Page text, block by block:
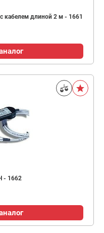
кабелем длиной 2 м - 1661
- 1662